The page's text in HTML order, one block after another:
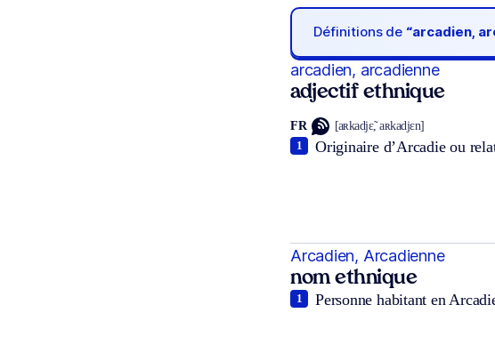
Définitions de “arcadien,
arcadien, arcadienne
adjectif ethnique
FR [aʀkadjɛ̃, aʀkadjɛn]
Originaire d’Arcadie ou
1
Arcadien, Arcadienne
nom ethnique
Personne habitant en
1